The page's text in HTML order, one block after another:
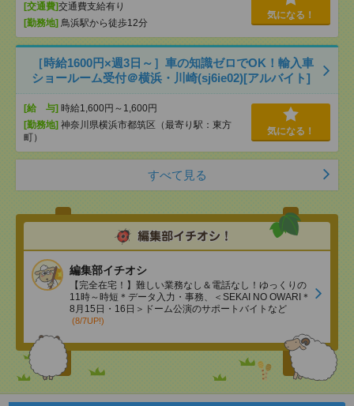
[交通費]交通費支給有り
[勤務地] 鳥浜駅から徒歩12分
気になる！
［時給1600円×週3日～］車の知識ゼロでOK！輸入車
ショールーム受付＠横浜・川崎(sj6ie02)[アルバイト]
[給 与] 時給1,600円～1,600円
[勤務地] 神奈川県横浜市都筑区（最寄り駅：東方
町）
気になる！
すべて見る
編集部イチオシ
【完全在宅！】難しい業務なし＆電話なし！ゆっくりの
11時～時短＊データ入力・事務、＜SEKAI NO OWARI＊
8月15日・16日＞ドーム公演のサポートバイトなど
(8/7UP!)